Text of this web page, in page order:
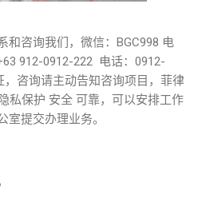
和咨询我们，微信：BGC998 电
912-0912-222 电话：0912-
，咨询请主动告知咨询项目，菲律
私保护 安全 可靠，可以安排工作
室提交办理业务。